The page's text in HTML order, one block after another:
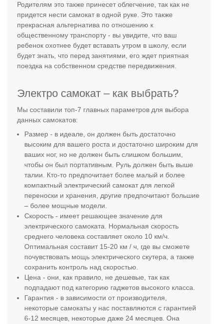
Родителям это также принесет облегчение, так как не
придется нести самокат в одной руке. Это также
прекрасная альтернатива по отношению к
общественному транспорту - вы увидите, что ваш
ребенок охотнее будет вставать утром в школу, если
будет знать, что перед занятиями, его ждет приятная
поездка на собственном средстве передвижения.
Электро самокат – как выбрать?
Мы составили топ-7 главных параметров для выбора
данных самокатов:
Размер - в идеале, он должен быть достаточно
высоким для вашего роста и достаточно широким для
ваших ног, но не должен быть слишком большим,
чтобы он был портативным. Руль должен быть выше
талии. Кто-то предпочитает более малый и более
компактный электрический самокат для легкой
переноски и хранения, другие предпочитают большие
– более мощные модели.
Скорость - имеет решающее значение для
электрического самоката. Нормальная скорость
среднего человека составляет около 10 км/ч.
Оптимальная составит 15-20 км / ч, где вы сможете
почувствовать мощь электрического скутера, а также
сохранить контроль над скоростью.
Цена - они, как правило, не дешевые, так как
подпадают под категорию гаджетов высокого класса.
Гарантия - в зависимости от производителя,
некоторые самокаты у нас поставляются с гарантией
6-12 месяцев, некоторые даже 24 месяцев. Она